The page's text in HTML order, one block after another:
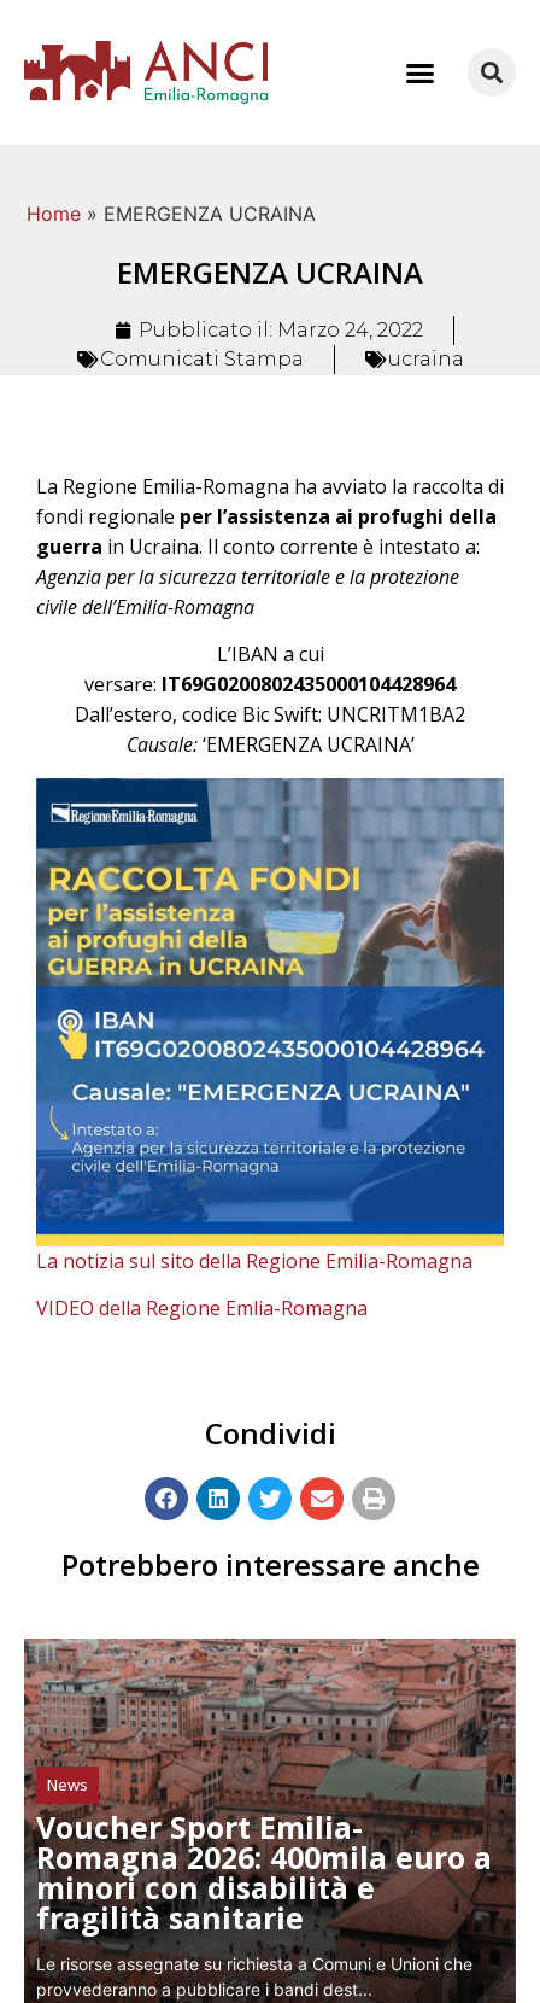
Home » EMERGENZA UCRAINA
EMERGENZA UCRAINA
Pubblicato il: Marzo 24, 2022
Comunicati Stampa
ucraina
La Regione Emilia-Romagna ha avviato la raccolta di
fondi regionale per l’assistenza ai profughi della
guerra in Ucraina. Il conto corrente è intestato a:
Agenzia per la sicurezza territoriale e la protezione
civile dell’Emilia-Romagna
L’IBAN a cui
versare: IT69G0200802435000104428964
Dall’estero, codice Bic Swift: UNCRITM1BA2
Causale:‘EMERGENZA UCRAINA’
La notizia sul sito della Regione Emilia-Romagna
VIDEO della Regione Emlia-Romagna
Condividi
Potrebbero interessare anche
News
Voucher Sport Emilia-
Romagna 2026: 400mila euro a
minori con disabilità e
fragilità sanitarie
Le risorse assegnate su richiesta a Comuni e Unioni che
provvederanno a pubblicare i bandi dest...